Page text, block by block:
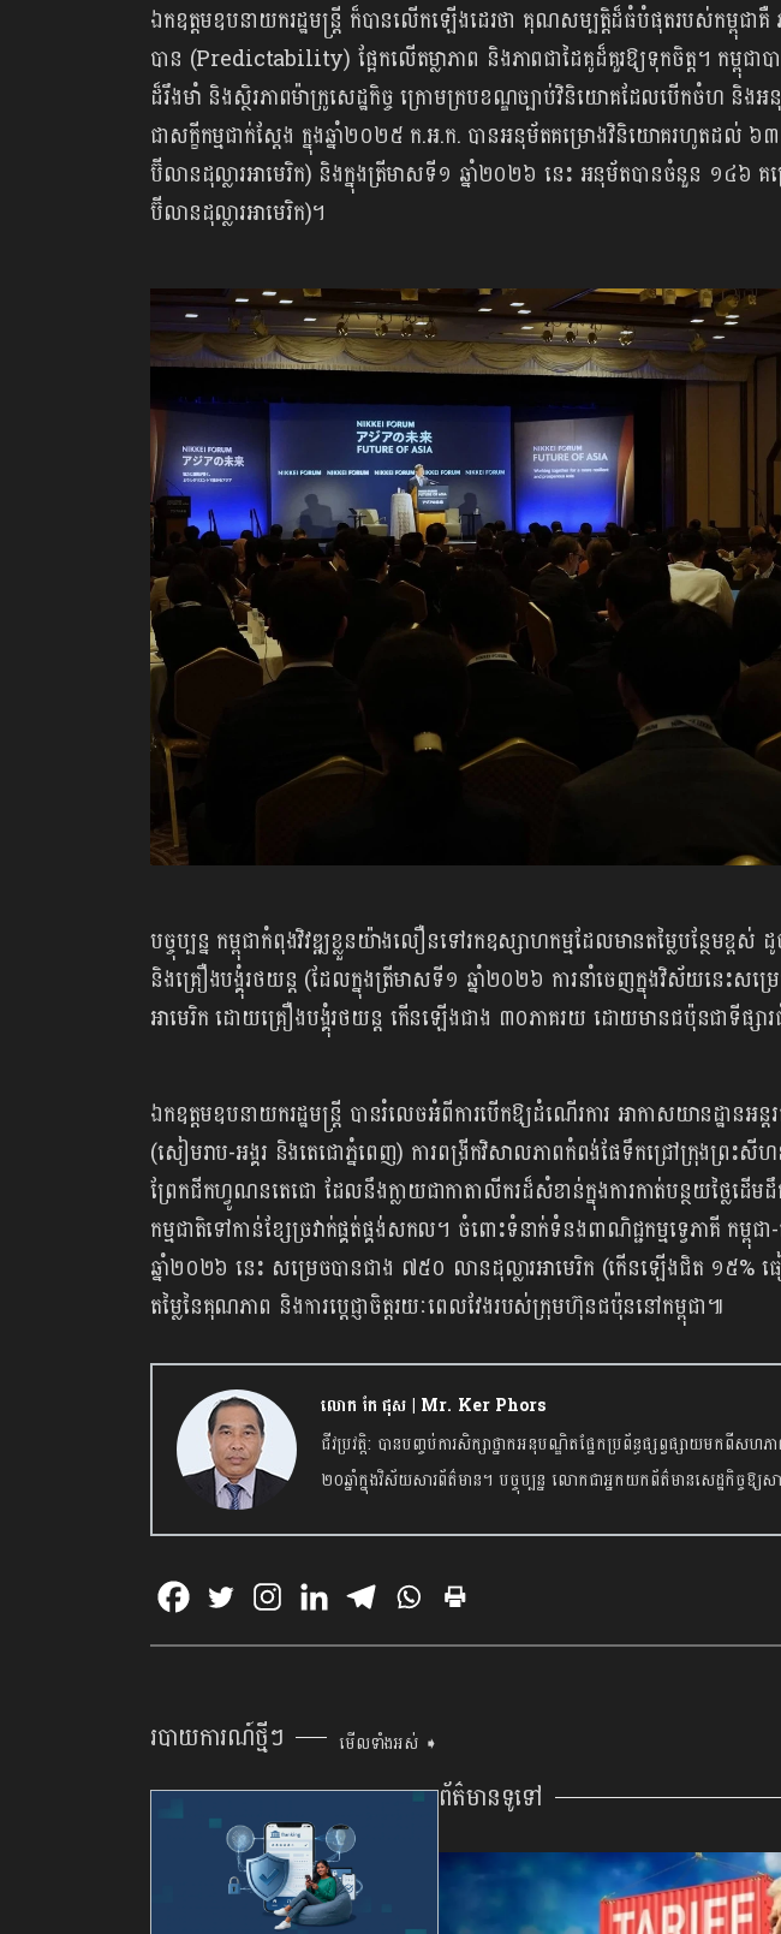
ឯកឧត្តមឧបនាយករដ្ឋមន្ត្រី ក៏បានលើកឡើងដេរថា គុណសម្បត្តិដ៏ធំបំផុតរបស់កម្ពុជា
បាន (Predictability) ផ្អែកលើតម្លាភាព និងភាពជាដៃគូដ៏គួរឱ្យទុកចិត្ត។ កម្ពុជាប
ដ៏រឹងមាំ និងស្ថិរភាពម៉ាក្រូសេដ្ឋកិច្ច ក្រោមក្របខណ្ឌច្បាប់វិនិយោគដែលបើកចំហ និ
ជាសក្ខីកម្មជាក់ស្តែង ក្នុងឆ្នាំ២០២៥ ក.អ.ក. បានអនុម័តគម្រោងវិនិយោគរហូតដល់ ៦
ប៊ីលានដុល្លារអាមេរិក) និងក្នុងត្រីមាសទី១ ឆ្នាំ២០២៦ នេះ អនុម័តបានចំនួន ១៤៦
ប៊ីលានដុល្លារអាមេរិក)។
បច្ចុប្បន្ន កម្ពុជាកំពុងវិវឌ្ឍខ្លួនយ៉ាងលឿនទៅរកឧស្សាហកម្មដែលមានតម្លៃបន្ថែមខ្ព
និងគ្រឿងបង្គុំរថយន្ត (ដែលក្នុងត្រីមាសទី១ ឆ្នាំ២០២៦ ការនាំចេញក្នុងវិស័យនេះស
អាមេរិក ដោយគ្រឿងបង្គុំរថយន្ត កើនឡើងជាង ៣០ភាគរយ ដោយមានជប៉ុនជាទីផ្សា
ឯកឧត្តមឧបនាយករដ្ឋមន្ត្រី បានរំលេចអំពីការបើកឱ្យដំណើរការ អាកាសយានដ្ឋានអន្ត
(សៀមរាប-អង្គរ និងតេជោភ្នំពេញ) ការពង្រីកវិសាលភាពកំពង់ផែទឹកជ្រៅក្រុងព្រះ
ព្រែកជីកហ្វូណនតេជោ ដែលនឹងក្លាយជាកាតាលីករដ៏សំខាន់ក្នុងការកាត់បន្ថយថ្លៃដើម
កម្មជាតិទៅកាន់ខ្សែច្រវាក់ផ្គត់ផ្គង់សកល។ ចំពោះទំនាក់ទំនងពាណិជ្ជកម្មទ្វេភាគី កម្ពុ
ឆ្នាំ២០២៦ នេះ សម្រេចបានជាង ៧៥០ លានដុល្លារអាមេរិក (កើនឡើងជិត ១៥% ធ
តម្លៃនៃគុណភាព និងការប្តេជ្ញាចិត្តរយៈពេលវែងរបស់ក្រុមហ៊ុនជប៉ុននៅកម្ពុជា៕
លោក កែ ផុស | Mr. Ker Phors
ជីវប្រវត្តិ: បានបញ្ចប់ការសិក្សាថ្នាកអនុបណ្ឌិតផ្នែកប្រព័ន្ធផ្សព្វផ្សាយមកពី
២០ឆ្នាំក្នុងវិស័យសារព័ត៌មាន។ បច្ចុប្បន្ន លោកជាអ្នកយកព័ត៌មានសេដ្ឋកិច្ច
របាយការណ៍ថ្មីៗ មើលទាំងអស់ ➧
ព័ត៌មានទូទៅ